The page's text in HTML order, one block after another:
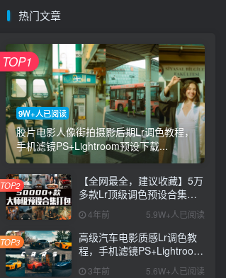
热门文章
9W+人已阅读
胶片电影人像街拍摄影后期Lr调色教程，
手机滤镜PS+Lightroom预设下载...
TOP1
【全网最全，建议收藏】5万
多款Lr顶级调色预设合集，
精心整理，分类清晰，摄影
师调色师必备素材，够用一
辈子！
4年前 5.9W+人已阅读
TOP2
高级汽车电影质感Lr调色教
程，手机滤镜PS+Lightroom
预设下载！
3年前 5.6W+人已阅读
TOP3